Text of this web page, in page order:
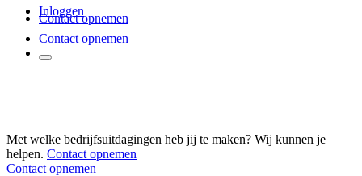
Inloggen
Contact opnemen
Contact opnemen
Met welke bedrijfsuitdagingen heb jij te maken? Wij kunnen je
helpen. Contact opnemen
Contact opnemen